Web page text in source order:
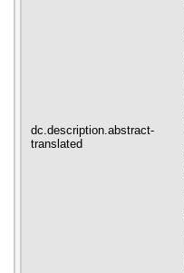
dc.description.abstract-
translated